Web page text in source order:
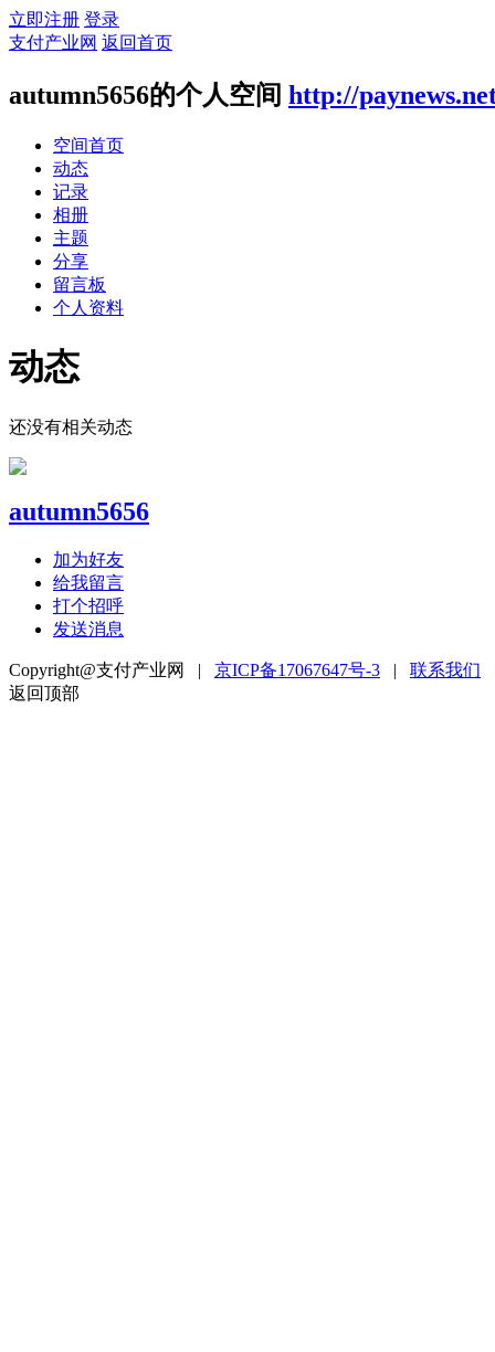
立即注册 登录
支付产业网 返回首页
autumn5656的个人空间 http://
空间首页
动态
记录
相册
主题
分享
留言板
个人资料
动态
还没有相关动态
autumn5656
加为好友
给我留言
打个招呼
发送消息
Copyright@支付产业网 | 京ICP备17067647号-3 | 联系我们
返回顶部